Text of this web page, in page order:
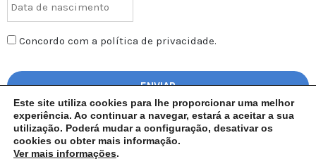
Concordo com a política de privacidade.
AGAL – Todos os direitos reservados | © Copyright 2017 | Design
Este site utiliza cookies para lhe proporcionar uma melhor
experiência. Ao continuar a navegar, estará a aceitar a sua
utilização. Poderá mudar a configuração, desativar os
cookies ou obter mais informação.
Ver mais informações.